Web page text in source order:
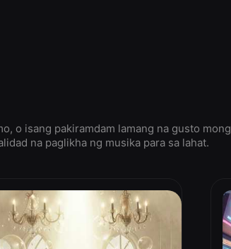
o isang pakiramdam lamang na gusto mong
na paglikha ng musika para sa lahat.